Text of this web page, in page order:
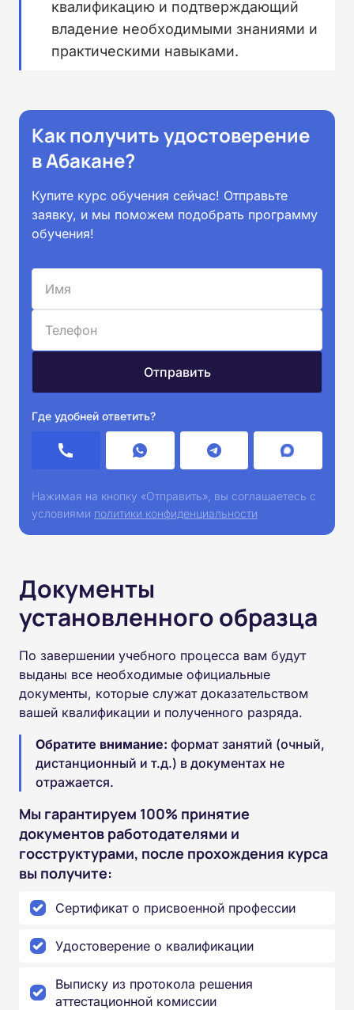
квалификацию и подтверждающий
владение необходимыми знаниями и
практическими навыками.
Как получить удостоверение
в Абакане?
Купите курс обучения сейчас! Отправьте
заявку, и мы поможем подобрать программу
обучения!
Где удобней ответить?
Нажимая на кнопку «Отправить», вы соглашаетесь с
условиями политики конфиденциальности
Документы
установленного образца
По завершении учебного процесса вам будут
выданы все необходимые официальные
документы, которые служат доказательством
вашей квалификации и полученного разряда.
Обратите внимание: формат занятий (очный,
дистанционный и т.д.) в документах не
отражается.
Мы гарантируем 100% принятие
документов работодателями и
госструктурами, после прохождения курса
вы получите:
Сертификат о присвоенной профессии
Удостоверение о квалификации
Выписку из протокола решения
аттестационной комиссии